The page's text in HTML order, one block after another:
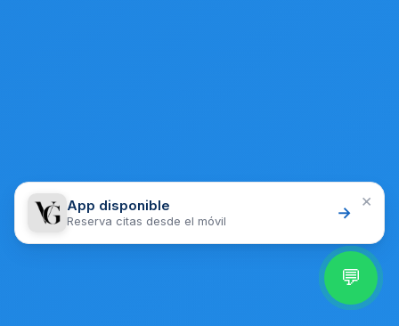
×
App disponible
Reserva citas desde el móvil →
💬